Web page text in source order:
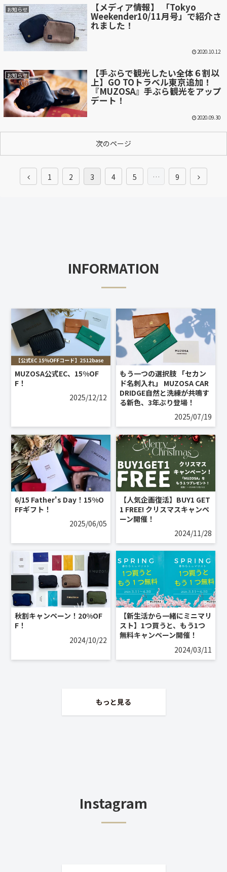
お知らせ 【メディア情報】 「Tokyo
Weekender10/11月号」で紹介さ
れました！
2020.10.12
お知らせ 【手ぶらで観光したい全体６割以
上】GO TOトラベル東京追加！
『MUZOSA』手ぶら観光をアップ
デート！
2020.09.30
次のページ
1 2 3 4 5 … 9
INFORMATION
MUZOSA公式EC、15%OF
F！
2025/12/12
もう一つの選択肢 「セカン
ド名刺入れ」 MUZOSA CAR
DRIDGE自然と洗練が共鳴す
る新色、3年ぶり登場！
2025/07/19
6/15 Father's Day！15%O
FFギフト！
2025/06/05
【人気企画復活】BUY1 GET
1 FREE! クリスマスキャンペ
ーン開催！
2024/11/28
秋割キャンペーン！20%OF
F！
2024/10/22
【新生活から一緒にミニマリ
スト】1つ買うと、もう1つ
無料キャンペーン開催！
2024/03/11
もっと見る
Instagram